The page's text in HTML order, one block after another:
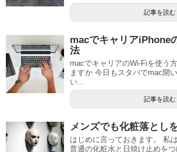
記事を読む
macでキャリアiPhone
法
macでキャリアのWi-Fiを使う
ますか 今日もスタバでmac開
い...
記事を読む
メンズでも化粧落とし
はじめに言っておきます。 私
普通の化粧水と日焼け止めを